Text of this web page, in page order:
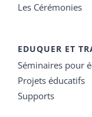
Les Cérémonies
EDUQUER ET
Séminaires pour
Projets éducatifs
Supports